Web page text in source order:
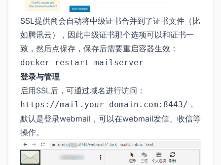
SSL提供商会自动将中级证书合并到了证书文件（比
如腾讯云），因此中级证书那个选项可以和证书一
致，然后点保存，保存后需要重启容器生效：
docker restart mailserver
登录与管理
启用SSL后，可通过域名进行访问：
https://mail.your-domain.com:8443/ ，
默认是登录webmail，可以在webmail发信、收信等
操作。